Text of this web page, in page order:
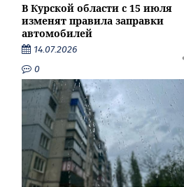
В Курской области с 15 июля
изменят правила заправки
автомобилей
14.07.2026
0